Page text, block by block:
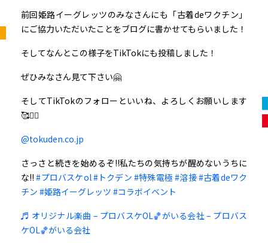
前回姫路イーグレッツのみなさんにも「古着deワクチン」
にご協力いただいたことをブログに書かせてもらいました！
そしてなんとこの様子をTikTokにも投稿しました！
ぜひみなさん見て下さい🤗
そしてTikTokのフォローといいね、よろしくお願いします
🥰🙇‍♀️
@tokuden.co.jp
さっさと続きを始めるぞ!!私たちの気持ちが醒めないうちに
な!!#プロバスケol#トクデン #特殊電極 #溶接#古着deワク
チン #姫路イーグレッツ #コラボイベント
♬ オリジナル楽曲 – プロバスケOL🏀がいる会社 – プロバス
ケOL🏀がいる会社